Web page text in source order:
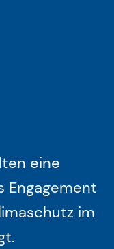
eine
Engagement
im